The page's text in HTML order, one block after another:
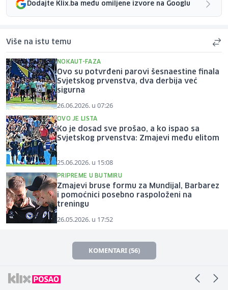
Dodajte Klix.ba među omiljene izvore na Googlu
Više na istu temu
NOKAUT-FAZA
Ovo su potvrđeni parovi šesnaestine finala
Svjetskog prvenstva, dva derbija već
sigurna
26.06.2026. u 07:26
OVO JE LISTA
Ko je dosad sve prošao, a ko ispao sa
Svjetskog prvenstva: Zmajevi među elitom
25.06.2026. u 15:08
PRIPREME U BUTMIRU
Zmajevi bruse formu za Mundijal, Barbarez
i pomoćnici posebno raspoloženi na
treningu
26.05.2026. u 17:52
KOMENTARI (56)